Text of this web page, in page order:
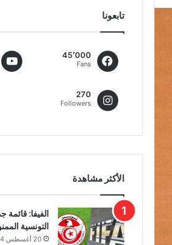
تابعونا
45٬000
Fans
270
Followers
الأكثر مشاهدة
الفيفا: قائمة
التونسية
20 أغسطس 2024